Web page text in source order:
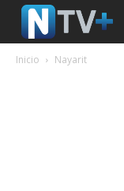
Inicio Nayarit